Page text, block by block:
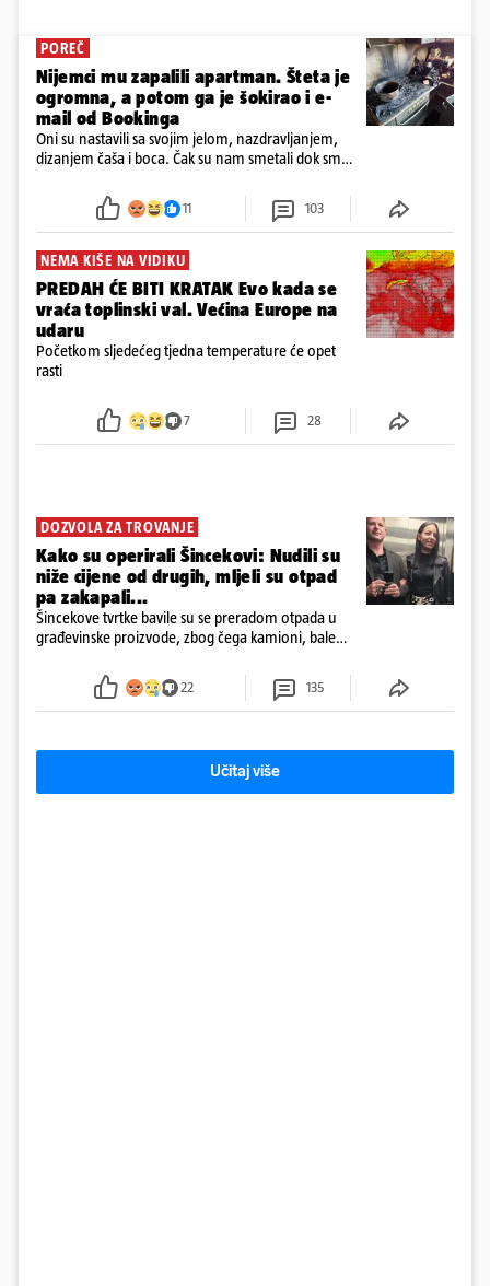
POREČ
Nijemci mu zapalili apartman. Šteta je
ogromna, a potom ga je šokirao i e-
mail od Bookinga
Oni su nastavili sa svojim jelom, nazdravljanjem,
dizanjem čaša i boca. Čak su nam smetali dok smo
požar, rekao je vlasnik
11 103
NEMA KIŠE NA VIDIKU
PREDAH ĆE BITI KRATAK Evo kada se
vraća toplinski val. Većina Europe na
udaru
Početkom sljedećeg tjedna temperature će opet
rasti
7 28
DOZVOLA ZA TROVANJE
Kako su operirali Šincekovi: Nudili su
niže cijene od drugih, mljeli su otpad
pa zakapali...
Šincekove tvrtke bavile su se preradom otpada u
građevinske proizvode, zbog čega kamioni, bale
22 135
Učitaj više